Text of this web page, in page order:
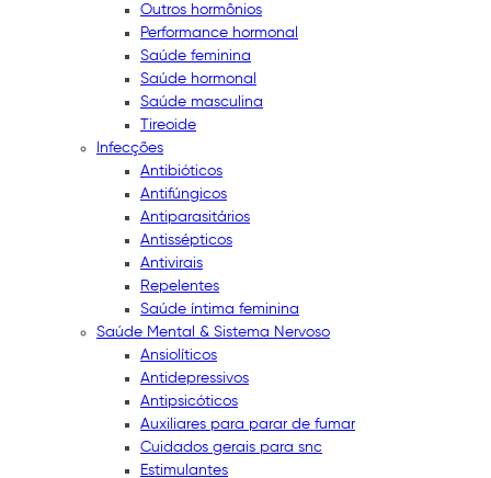
Outros hormônios
Performance hormonal
Saúde feminina
Saúde hormonal
Saúde masculina
Tireoide
Infecções
Antibióticos
Antifúngicos
Antiparasitários
Antissépticos
Antivirais
Repelentes
Saúde íntima feminina
Saúde Mental & Sistema Nervoso
Ansiolíticos
Antidepressivos
Antipsicóticos
Auxiliares para parar de fumar
Cuidados gerais para snc
Estimulantes